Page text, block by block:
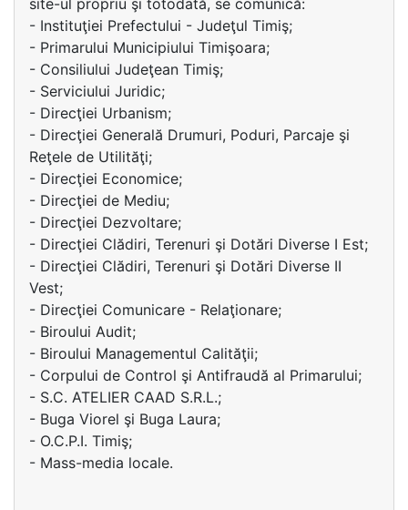
site-ul propriu şi totodată, se comunică:
- Instituţiei Prefectului - Judeţul Timiş;
- Primarului Municipiului Timişoara;
- Consiliului Judeţean Timiş;
- Serviciului Juridic;
- Direcţiei Urbanism;
- Direcţiei Generală Drumuri, Poduri, Parcaje şi
Reţele de Utilităţi;
- Direcţiei Economice;
- Direcţiei de Mediu;
- Direcţiei Dezvoltare;
- Direcţiei Clădiri, Terenuri şi Dotări Diverse I Est;
- Direcţiei Clădiri, Terenuri şi Dotări Diverse II
Vest;
- Direcţiei Comunicare - Relaţionare;
- Biroului Audit;
- Biroului Managementul Calităţii;
- Corpului de Control şi Antifraudă al Primarului;
- S.C. ATELIER CAAD S.R.L.;
- Buga Viorel şi Buga Laura;
- O.C.P.I. Timiş;
- Mass-media locale.